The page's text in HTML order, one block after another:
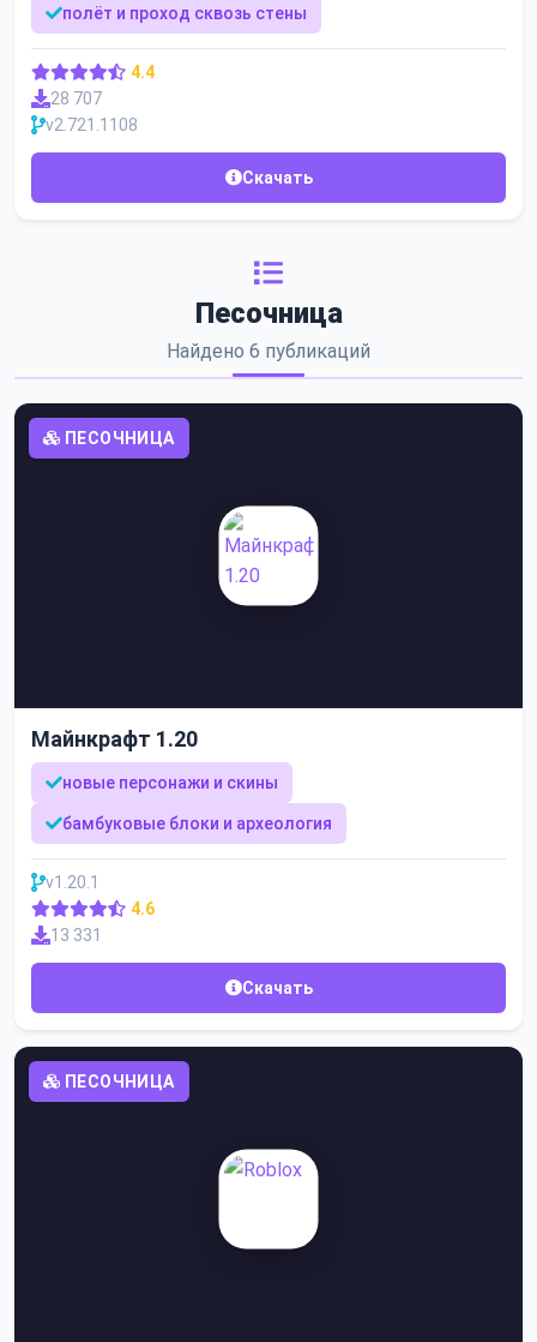
полёт и проход сквозь стены
4.4
28 707
v2.721.1108
Скачать
Песочница
Найдено 6 публикаций
ПЕСОЧНИЦА
Майнкрафт 1.20
новые персонажи и скины
бамбуковые блоки и археология
v1.20.1
4.6
13 331
Скачать
ПЕСОЧНИЦА